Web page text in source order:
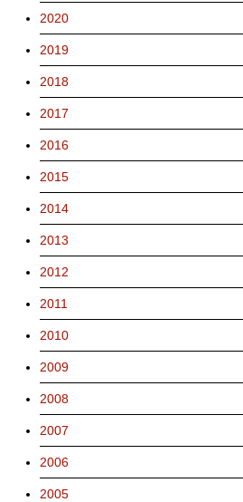
2020
2019
2018
2017
2016
2015
2014
2013
2012
2011
2010
2009
2008
2007
2006
2005